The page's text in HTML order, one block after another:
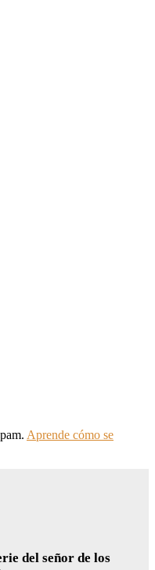
Aprende cómo se
del señor de los